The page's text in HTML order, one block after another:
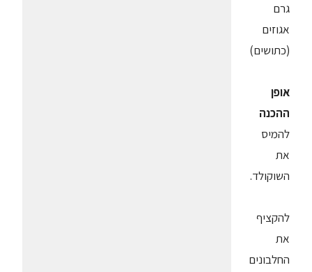
גרם
אגוזים
(כתושים)
אופן
ההכנה
להמיס
את
השוקולד.
להקציף
את
החלבונים